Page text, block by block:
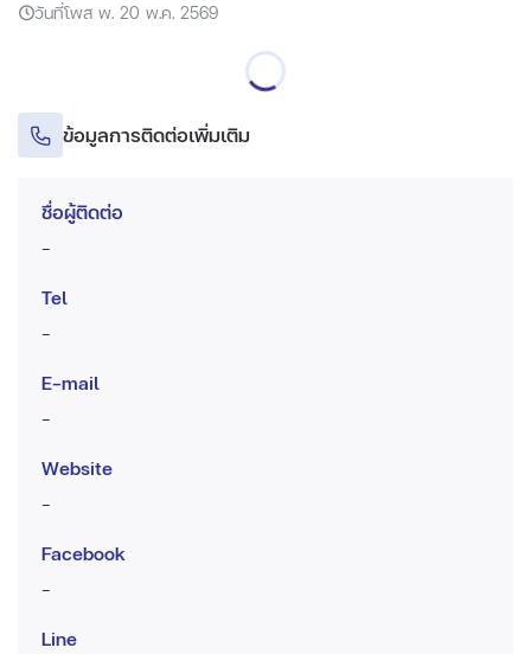
วันที่โพส พ. 20 พ.ค. 2569
ข้อมูลการติดต่อเพิ่มเติม
ชื่อผู้ติดต่อ
-
Tel
-
E-mail
-
Website
-
Facebook
-
Line